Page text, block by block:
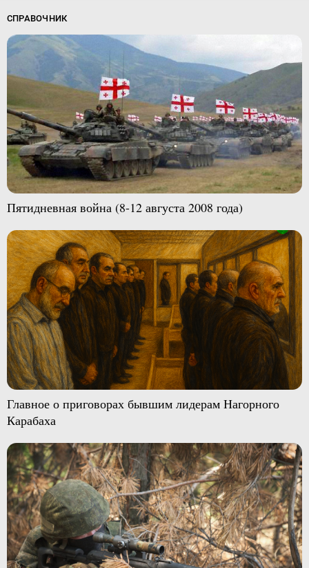
СПРАВОЧНИК
Пятидневная война (8-12 августа 2008 года)
Главное о приговорах бывшим лидерам Нагорного
Карабаха